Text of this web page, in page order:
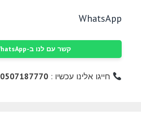
WhatsApp
קשר עם לנו ב-WhatsApp
חייגו אלינו עכשיו :0507187770